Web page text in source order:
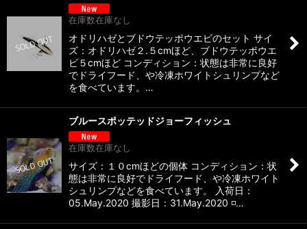
在庫数在庫なし
オドリハゼとブドウテッポウエビのセット サイ
ズ：オドリハゼ２.５cmほど、ブドウテッポウエ
ビ５cmほど コンディション：状態は非常に良好
でドライフード、や冷凍ホワイトシュリンプなど
を食べています。…
ブルースポッテッドジョーフィッシュ
在庫数在庫なし
サイズ：１０cmほどの個体 コンディション：状
態は非常に良好でドライフード、や冷凍ホワイト
シュリンプなどを食べています。 入荷日：
05.May.2020 撮影日：31.May.2020 ◽…